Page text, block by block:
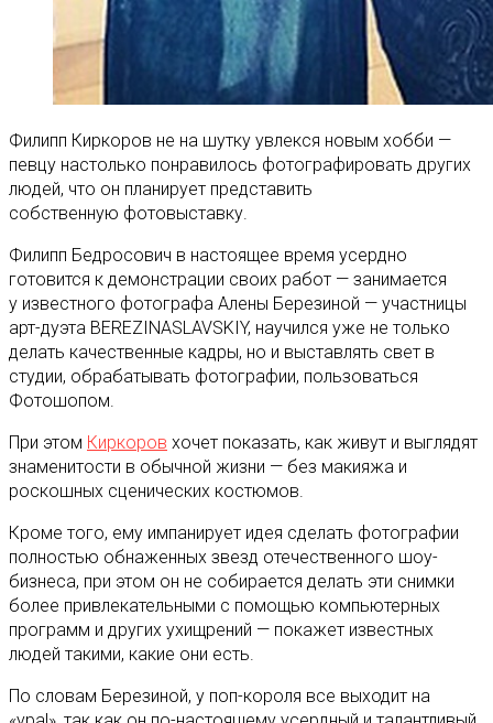
Филипп Киркоров не на шутку увлекся новым хобби —
певцу настолько понравилось фотографировать других
людей, что он планирует представить
собственную фотовыставку.
Филипп Бедросович в настоящее время усердно
готовится к демонстрации своих работ — занимается
у известного фотографа Алены Березиной — участницы
арт-дуэта BEREZINASLAVSKIY, научился уже не только
делать качественные кадры, но и выставлять свет в
студии, обрабатывать фотографии, пользоваться
Фотошопом.
При этом Киркоров хочет показать, как живут и выглядят
знаменитости в обычной жизни — без макияжа и
роскошных сценических костюмов.
Кроме того, ему импанирует идея сделать фотографии
полностью обнаженных звезд отечественного шоу-
бизнеса, при этом он не собирается делать эти снимки
более привлекательными с помощью компьютерных
программ и других ухищрений — покажет известных
людей такими, какие они есть.
По словам Березиной, у поп-короля все выходит на